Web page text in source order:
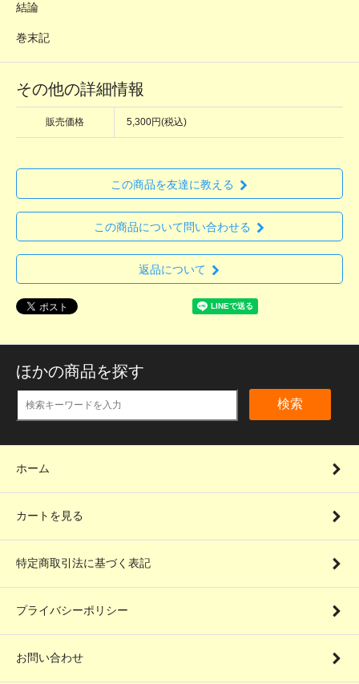
結論
巻末記
その他の詳細情報
販売価格 5,300円(税込)
この商品を友達に教える
この商品について問い合わせる
返品について
ほかの商品を探す
検索
ホーム
カートを見る
特定商取引法に基づく表記
プライバシーポリシー
お問い合わせ